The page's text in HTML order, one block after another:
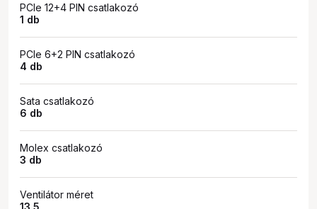
PCIe 12+4 PIN csatlakozó
1 db
PCIe 6+2 PIN csatlakozó
4 db
Sata csatlakozó
6 db
Molex csatlakozó
3 db
Ventilátor méret